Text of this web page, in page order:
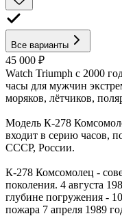
Все варианты
45 000 ₽
Watch Triumph с 2000
часы для мужчин
моряков, лётчиков,
Модель К-278
входит в серию часов,
СССР, России.
К-278 Комсомолец -
поколения. 4 августа
глубине погружения -
пожара 7 апреля 1989